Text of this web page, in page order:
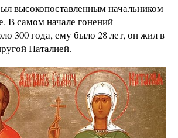
высокопоставленным начальником
В самом начале гонений
300 года, ему было 28 лет, он жил в
Наталией.